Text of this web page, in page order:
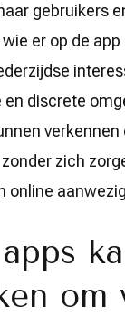
gebruikers
er op de
en discrete
zich
online
om